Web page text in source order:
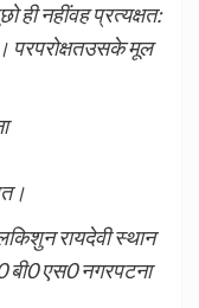
ही नहींवह प्रत्यक्षत:
परपरोक्षतउसके मूल
रायदेवी स्थान
बी0 एस0 नगरपटना